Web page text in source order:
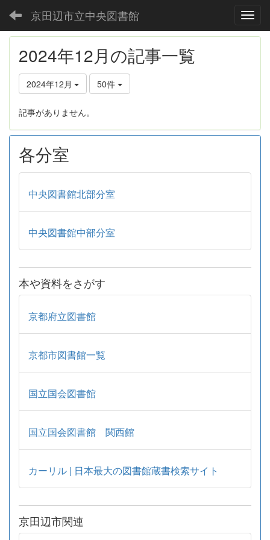
京田辺市立中央図書館
2024年12月の記事一覧
2024年12月 50件
記事がありません。
各分室
中央図書館北部分室
中央図書館中部分室
本や資料をさがす
京都府立図書館
京都市図書館一覧
国立国会図書館
国立国会図書館 関西館
カーリル | 日本最大の図書館蔵書検索サイト
京田辺市関連